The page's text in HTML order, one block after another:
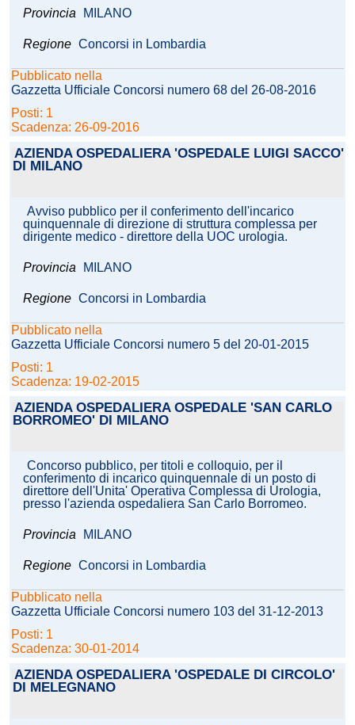
Provincia MILANO
Regione Concorsi in Lombardia
Pubblicato nella
Gazzetta Ufficiale Concorsi numero 68 del 26-08-2016
Posti: 1
Scadenza: 26-09-2016
AZIENDA OSPEDALIERA 'OSPEDALE LUIGI SACCO'
DI MILANO
Avviso pubblico per il conferimento dell'incarico
quinquennale di direzione di struttura complessa per
dirigente medico - direttore della UOC urologia.
Provincia MILANO
Regione Concorsi in Lombardia
Pubblicato nella
Gazzetta Ufficiale Concorsi numero 5 del 20-01-2015
Posti: 1
Scadenza: 19-02-2015
AZIENDA OSPEDALIERA OSPEDALE 'SAN CARLO
BORROMEO' DI MILANO
Concorso pubblico, per titoli e colloquio, per il
conferimento di incarico quinquennale di un posto di
direttore dell'Unita' Operativa Complessa di Urologia,
presso l'azienda ospedaliera San Carlo Borromeo.
Provincia MILANO
Regione Concorsi in Lombardia
Pubblicato nella
Gazzetta Ufficiale Concorsi numero 103 del 31-12-2013
Posti: 1
Scadenza: 30-01-2014
AZIENDA OSPEDALIERA 'OSPEDALE DI CIRCOLO'
DI MELEGNANO